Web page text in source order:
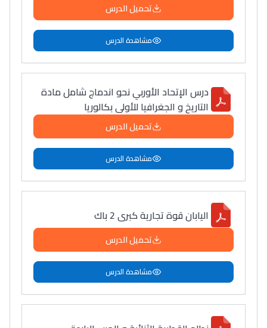
تحميل الدرس
مشاهدة الدرس
درس الإتحاد الأوربي نحو اندماج شامل مادة
التاريخ و الجغرافيا للأولى بكالوريا
تحميل الدرس
مشاهدة الدرس
اليابان قوة تجارية كبرى 2 باك
تحميل الدرس
مشاهدة الدرس